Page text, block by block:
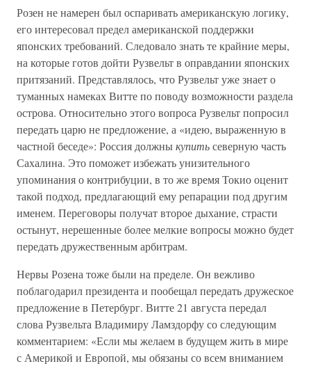
Розен не намерен был оспаривать американскую логику,
его интересовал предел американской поддержки
японских требований. Следовало знать те крайние меры,
на которые готов дойти Рузвельт в оправдании японских
притязаний. Представлялось, что Рузвельт уже знает о
туманных намеках Витте по поводу возможности раздела
острова. Относительно этого вопроса Рузвельт попросил
передать царю не предложение, а «идею, выраженную в
частной беседе»: Россия должныкупитьсеверную часть
Сахалина. Это поможет избежать унизительного
упоминания о контрибуции, в то же время Токио оценит
такой подход, предлагающий ему репарации под другим
именем. Переговоры получат второе дыхание, страсти
остынут, нерешенные более мелкие вопросы можно будет
передать дружественным арбитрам.
Нервы Розена тоже были на пределе. Он вежливо
поблагодарил президента и пообещал передать дружеское
предложение в Петербург. Витте 21 августа передал
слова Рузвельта Владимиру Ламздорфу со следующим
комментарием: «Если мы желаем в будущем жить в мире
с Америкой и Европой, мы обязаны со всем вниманием